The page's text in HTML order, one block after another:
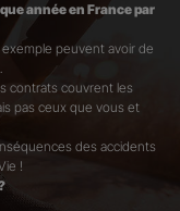
année en France par
peuvent avoir de
contrats couvrent les
pas ceux que vous et
des accidents
!